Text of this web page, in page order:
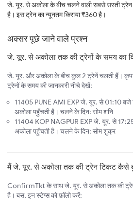
जे. यूर. से अकोला के बीच चलने वाली सबसे सस्ती
है। इस ट्रेन का न्यूनतम किराया ₹360 है।
अक्सर पूछे जाने वाले प्रश्न
जे. यूर. से अकोला तक की ट्रेनों के समय का
जे. यूर. और अकोला के बीच कुल 2 ट्रेनें चलती हैं।
ट्रेनों के समय की जानकारी नीचे देखें:
11405 PUNE AMI EXP जे. यूर. से 01:10 बजे
अकोला पहुँचती है। चलने के दिन: सोम शनि
11404 KOP NAGPUR EXP जे. यूर. से
अकोला पहुँचती है। चलने के दिन: सोम शुक्र
मैं जे. यूर. से अकोला तक की ट्रेन टिकट
ConfirmTkt के साथ जे. यूर. से अकोला तक की
है। बस, इन स्टेप्स को फ़ॉलो करें: